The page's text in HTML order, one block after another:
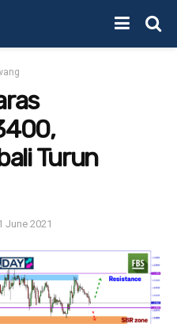
Turun
June 2021